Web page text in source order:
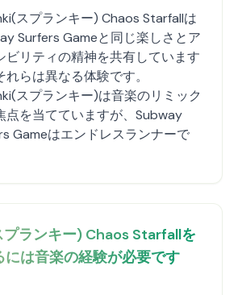
スプランキー) Chaos Starfallは
Surfers Gameと同じ楽しさとア
ビリティの精神を共有しています
れらは異なる体験です。
スプランキー)は音楽のリミック
点を当てていますが、Subway
Gameはエンドレスランナーで
ランキー) Chaos Starfallを
には音楽の経験が必要です